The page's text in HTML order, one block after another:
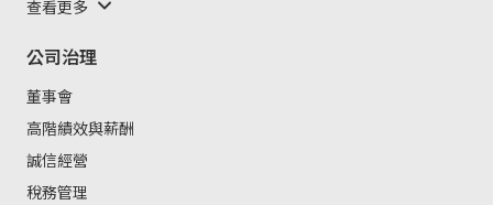
查看更多
公司治理
董事會
高階績效與薪酬
誠信經營
稅務管理